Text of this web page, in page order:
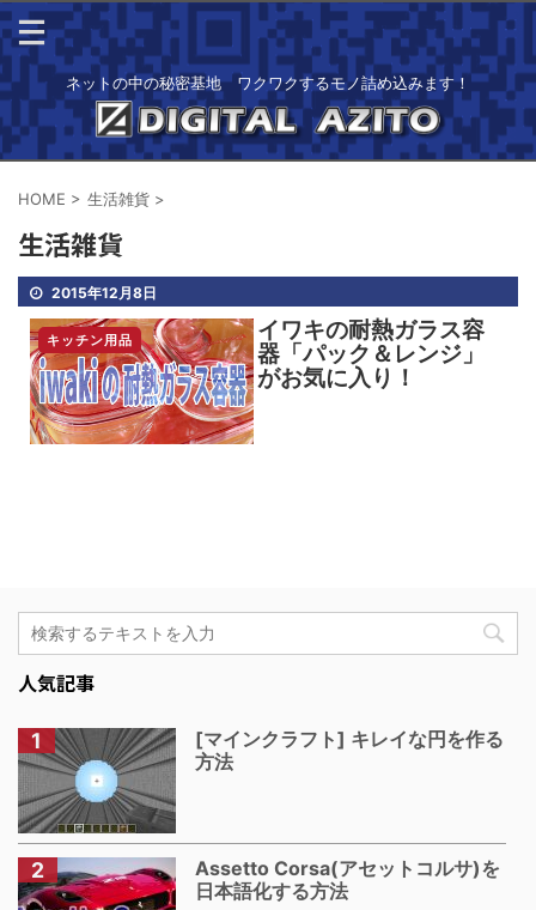
ネットの中の秘密基地 ワクワクするモノ詰め込みます！
HOME > 生活雑貨 >
生活雑貨
2015年12月8日
キッチン用品
イワキの耐熱ガラス容
器「パック＆レンジ」
がお気に入り！
人気記事
[マインクラフト] キレイな円を作る
方法
Assetto Corsa(アセットコルサ)を
日本語化する方法